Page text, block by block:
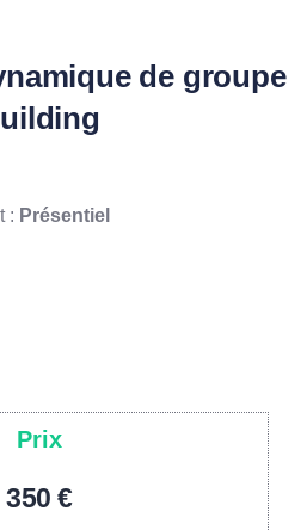
de groupe
: Présentiel
Prix
350 €